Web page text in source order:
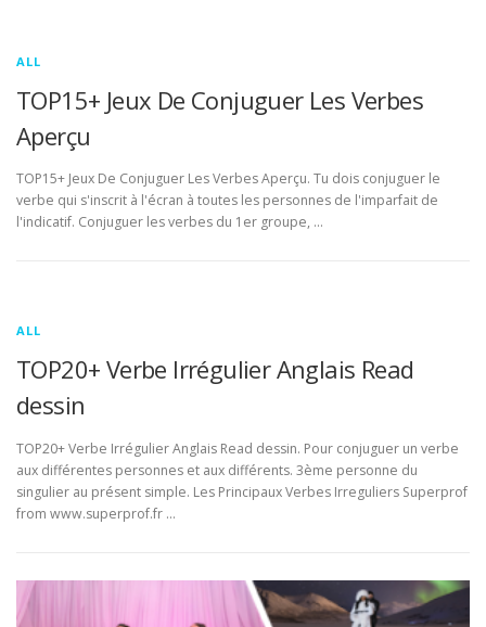
ALL
TOP15+ Jeux De Conjuguer Les Verbes
Aperçu
TOP15+ Jeux De Conjuguer Les Verbes Aperçu. Tu dois conjuguer le
verbe qui s'inscrit à l'écran à toutes les personnes de l'imparfait de
l'indicatif. Conjuguer les verbes du 1er groupe, …
ALL
TOP20+ Verbe Irrégulier Anglais Read
dessin
TOP20+ Verbe Irrégulier Anglais Read dessin. Pour conjuguer un verbe
aux différentes personnes et aux différents. 3ème personne du
singulier au présent simple. Les Principaux Verbes Irreguliers Superprof
from www.superprof.fr …